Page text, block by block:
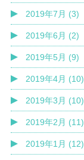
2019年7月 (3)
2019年6月 (2)
2019年5月 (9)
2019年4月 (10)
2019年3月 (10)
2019年2月 (11)
2019年1月 (12)